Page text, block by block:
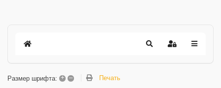
Размер шрифта: + – Печать